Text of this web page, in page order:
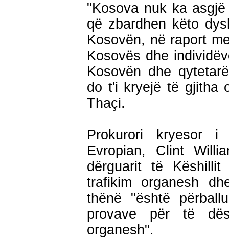
"Kosova nuk ka
që zbardhen këto
Kosovën, në raport
Kosovës dhe
Kosovën dhe
do t'i kryejë të gjitha
Thaçi.
Prokurori kryesor i
Evropian, Clint
dërguarit të
trafikim organesh
thënë "është
provave për të
organesh".